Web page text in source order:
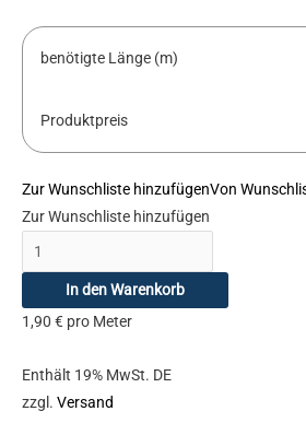
benötigte Länge (m)
Produktpreis
Zur Wunschliste hinzufügenVon
Zur Wunschliste hinzufügen
In den Warenkorb
1,90 € pro Meter
Enthält 19% MwSt. DE
zzgl. Versand